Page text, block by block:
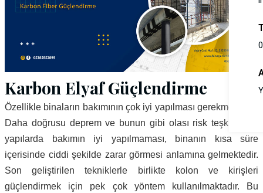
Karbon Elyaf Güçlendirme
Özellikle binaların bakımının çok iyi yapılması gerekmektedir.
Daha doğrusu deprem ve bunun gibi olası risk teşkil eden
yapılarda bakımın iyi yapılmaması, binanın kısa süre
içerisinde ciddi şekilde zarar görmesi anlamına gelmektedir.
Son geliştirilen tekniklerle birlikte kolon ve kirişleri
güçlendirmek için pek çok yöntem kullanılmaktadır. Bu